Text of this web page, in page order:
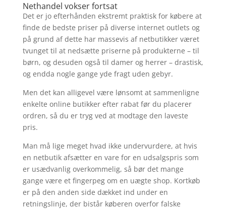
Nethandel vokser fortsat
Det er jo efterhånden ekstremt praktisk for købere at
finde de bedste priser på diverse internet outlets og
på grund af dette har massevis af netbutikker været
tvunget til at nedsætte priserne på produkterne – til
børn, og desuden også til damer og herrer – drastisk,
og endda nogle gange yde fragt uden gebyr.
Men det kan alligevel være lønsomt at sammenligne
enkelte online butikker efter rabat før du placerer
ordren, så du er tryg ved at modtage den laveste
pris.
Man må lige meget hvad ikke undervurdere, at hvis
en netbutik afsætter en vare for en udsalgspris som
er usædvanlig overkommelig, så bør det mange
gange være et fingerpeg om en uægte shop. Kortkøb
er på den anden side dækket ind under en
retningslinje, der bistår køberen overfor falske